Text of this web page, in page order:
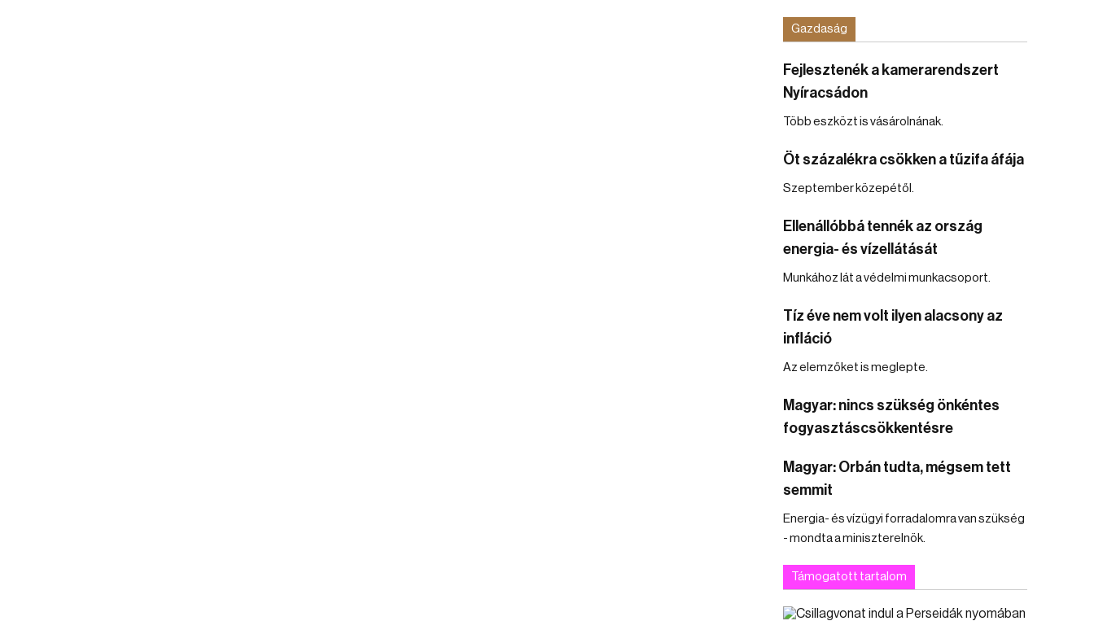
Gazdaság
Fejlesztenék a kamerarendszert
Nyíracsádon
Több eszközt is vásárolnának.
Öt százalékra csökken a tűzifa áfája
Szeptember közepétől.
Ellenállóbbá tennék az ország
energia- és vízellátását
Munkához lát a védelmi munkacsoport.
Tíz éve nem volt ilyen alacsony az
infláció
Az elemzőket is meglepte.
Magyar: nincs szükség önkéntes
fogyasztáscsökkentésre
Magyar: Orbán tudta, mégsem tett
semmit
Energia- és vízügyi forradalomra van szükség
- mondta a miniszterelnök.
Támogatott tartalom